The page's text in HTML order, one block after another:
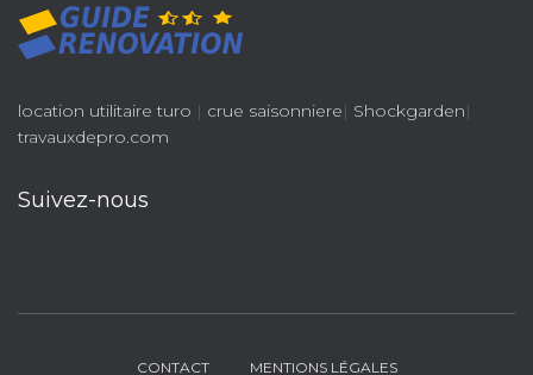
location utilitaire turo | crue saisonniere| Shockgarden|
travauxdepro.com
Suivez-nous
CONTACT MENTIONS LÉGALES